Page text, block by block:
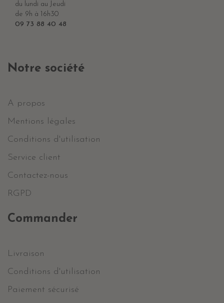
du lundi au Jeudi
de 9h à 16h30
09 73 88 40 48
Notre société
A propos
Mentions légales
Conditions d'utilisation
Service client
Contactez-nous
RGPD
Commander
Livraison
Conditions d'utilisation
Paiement sécurisé